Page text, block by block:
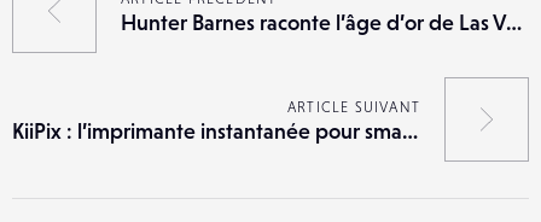
Hunter Barnes raconte l’âge d’or de Las Vegas
ARTICLE SUIVANT
KiiPix : l’imprimante instantanée pour smartphones